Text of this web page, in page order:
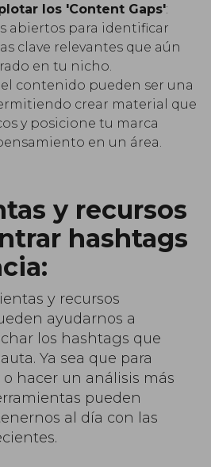
los 'Content Gaps':
abiertos para identificar
clave relevantes que aún
en tu nicho.
el contenido pueden ser una
crear material que
y posicione tu marca
en un área.
y recursos
hashtags
y recursos
ayudarnos a
los hashtags que
Ya sea que para
hacer un análisis más
pueden
al día con las